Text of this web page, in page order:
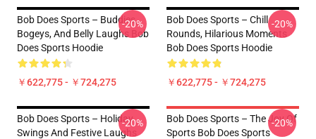
Bob Does Sports – Buddies,
Bogeys, And Belly Laughs Bob
Does Sports Hoodie
￥622,775 - ￥724,275
-20%
Bob Does Sports – Chill
Rounds, Hilarious Moments
Bob Does Sports Hoodie
￥622,775 - ￥724,275
-20%
Bob Does Sports – Holiday
Swings And Festive Laughs
-20%
Bob Does Sports – The Joy Of
Sports Bob Does Sports
-20%